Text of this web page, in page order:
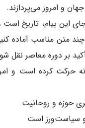
و امروز می‌پردازند.
این پیام، تاریخ‌ است
متن مناسب آماده
بر دوره معاصر نقل
حرکت کرده است و
حوزه و روحانیت
سیاست‌ورز است